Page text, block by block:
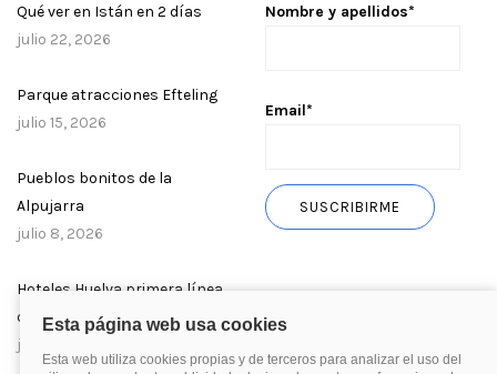
Qué ver en Istán en 2 días
julio 22, 2026
Parque atracciones Efteling
julio 15, 2026
Pueblos bonitos de la
Alpujarra
julio 8, 2026
Hoteles Huelva primera línea
de playa
julio 1, 2026
Nombre y apellidos*
Email*